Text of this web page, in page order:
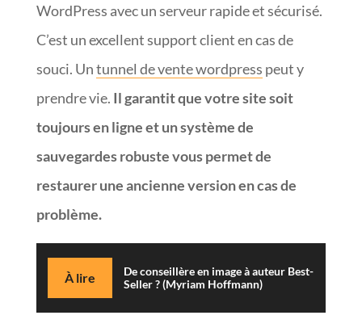
WordPress avec un serveur rapide et sécurisé.
C’est un excellent support client en cas de
souci. Untunnel de vente wordpress peut y
prendre vie. Il garantit que votre site soit
toujours en ligne et un système de
sauvegardes robuste vous permet de
restaurer une ancienne version en cas de
problème.
À lire
De conseillère en image à auteur Best-
Seller ? (Myriam Hoffmann)